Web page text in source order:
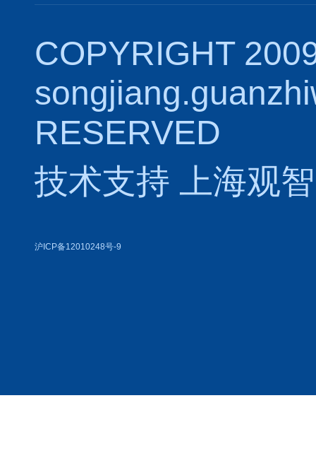
COPYRIGHT
RESERVED
技术支持
上海观
沪ICP备12010248号-9